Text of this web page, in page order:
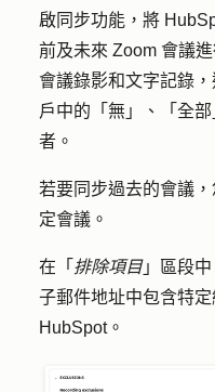
啟同步功能，將
前及未來 Zoom 會議
會議錄影和文字記錄
戶中的「無」、「全
者。
若要同步過去的會議
定會議。
在「 排除項目」區段
子郵件地址中包含特
HubSpot。